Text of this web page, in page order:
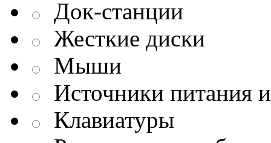
Док-станции
Жесткие диски
Мыши
Источники питания
Клавиатуры